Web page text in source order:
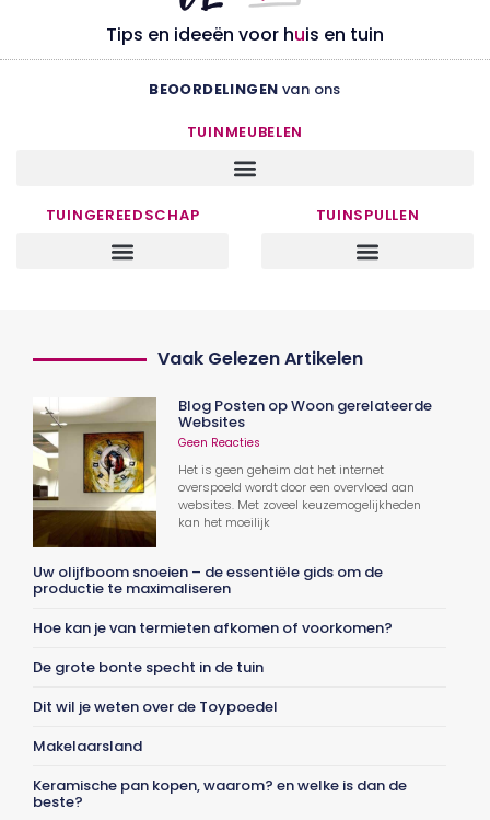
Tips en ideeën voor huis en tuin
BEOORDELINGEN van ons
TUINMEUBELEN
TUINGEREEDSCHAP TUINSPULLEN
Vaak Gelezen Artikelen
Blog Posten op Woon gerelateerde
Websites
Geen Reacties
Het is geen geheim dat het internet
overspoeld wordt door een overvloed aan
websites. Met zoveel keuzemogelijkheden
kan het moeilijk
Uw olijfboom snoeien – de essentiële gids om de
productie te maximaliseren
Hoe kan je van termieten afkomen of voorkomen?
De grote bonte specht in de tuin
Dit wil je weten over de Toypoedel
Makelaarsland
Keramische pan kopen, waarom? en welke is dan de
beste?